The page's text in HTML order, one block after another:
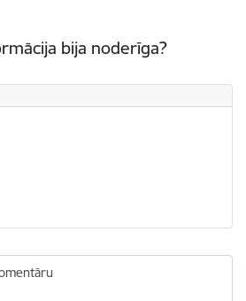
bija noderīga?
noderīga?